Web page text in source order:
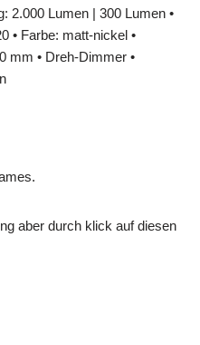
2.000 Lumen | 300 Lumen •
• Farbe: matt-nickel •
mm • Dreh-Dimmer •
aber durch klick auf diesen